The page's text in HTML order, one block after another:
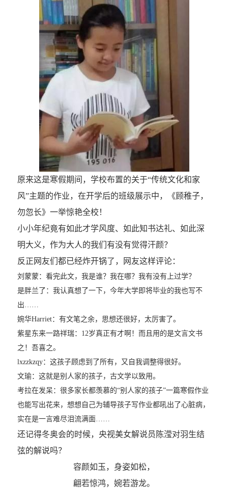
原来这是寒假期间，学校布置的关于“传统文化和家
风”主题的作业，在开学后的班级展示中，《顾稚子，
勿忽长》一举惊艳全校！
小小年纪竟有如此才学风度、如此知书达礼、如此深
明大义，作为大人的我们有没有觉得汗颜？
反正网友们都已经炸开锅了，网友这样评论：
刘蒙蒙：看完此文，我是谁？我在哪？我有没有上过学？
是胖兰了：我认真想了一下，今年大学即将毕业的我也写不
出……
婉华Harriet：有文笔之余，思想还很好，太厉害了。
紫星东来一路祥瑞：12岁真正有才啊！而且用的是文言文书
之！吾喜之。
lxzzkzqy：这孩子顾虑到了所有，又自我调整得很好。
文瑜：这就是别人家的孩子，古文学以致用。
考拉在发呆：很多家长都羡慕的“别人家的孩子”一篇寒假作业
也能写出花来，想想自己为辅导孩子写作业都吼出了心脏病，
实在是一言难尽泪流满面……
还记得冬奥会的时候，央视美女解说员陈滢对羽生结
弦的解说吗？
容颜如玉，身姿如松，
翩若惊鸿，婉若游龙。